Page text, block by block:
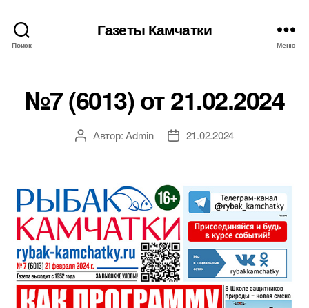
Поиск
Газеты Камчатки
Меню
№7 (6013) от 21.02.2024
АвторАвтор:Admin
Дата21.02.2024